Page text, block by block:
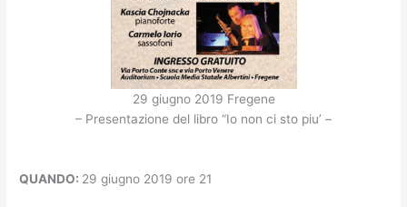
29 giugno 2019 Fregene
– Presentazione del libro “Io non ci sto piu’ –
QUANDO: 29 giugno 2019 ore 21